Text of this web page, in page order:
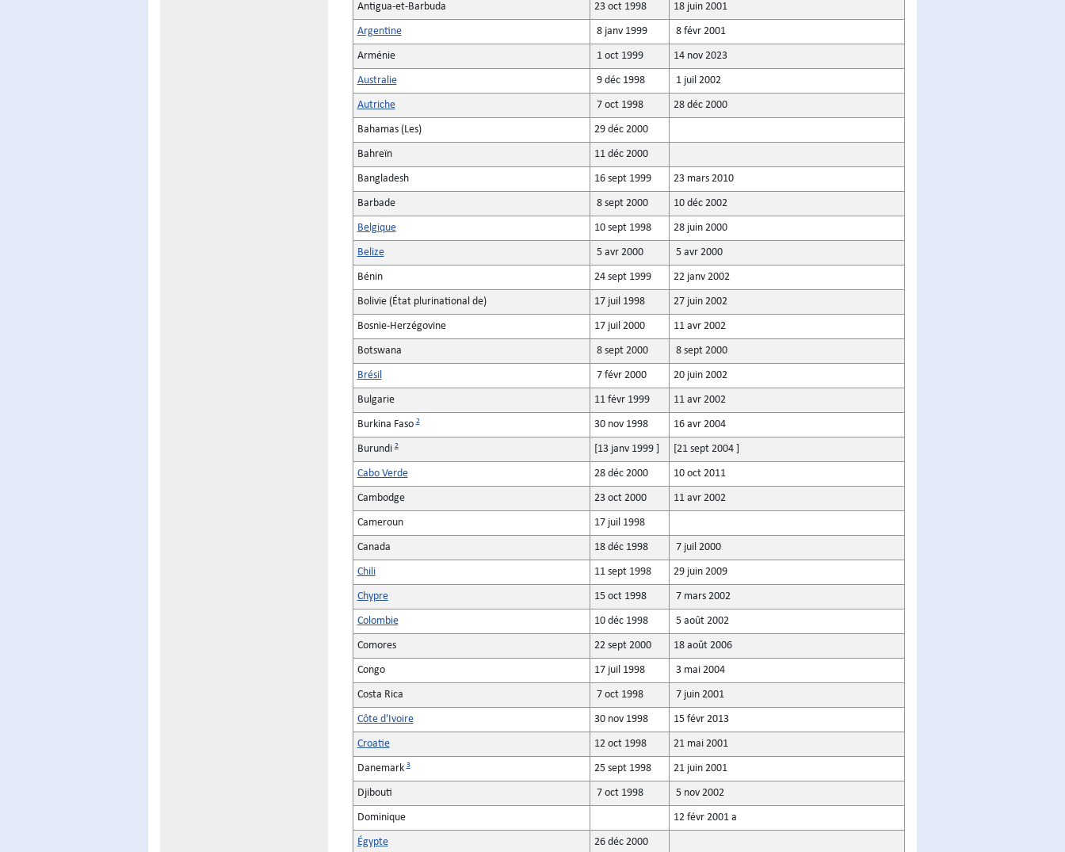
Antigua-et-Barbuda 23 oct 1998 18 juin 2001
Argentine 8 janv 1999 8 févr 2001
Arménie 1 oct 1999 14 nov 2023
Australie 9 déc 1998 1 juil 2002
Autriche 7 oct 1998 28 déc 2000
Bahamas (Les) 29 déc 2000
Bahreïn 11 déc 2000
Bangladesh 16 sept 1999 23 mars 2010
Barbade 8 sept 2000 10 déc 2002
Belgique 10 sept 1998 28 juin 2000
Belize 5 avr 2000 5 avr 2000
Bénin 24 sept 1999 22 janv 2002
Bolivie (État plurinational de) 17 juil 1998 27 juin 2002
Bosnie-Herzégovine 17 juil 2000 11 avr 2002
Botswana 8 sept 2000 8 sept 2000
Brésil 7 févr 2000 20 juin 2002
Bulgarie 11 févr 1999 11 avr 2002
Burkina Faso2 30 nov 1998 16 avr 2004
Burundi2 [13 janv 1999 ] [21 sept 2004 ]
Cabo Verde 28 déc 2000 10 oct 2011
Cambodge 23 oct 2000 11 avr 2002
Cameroun 17 juil 1998
Canada 18 déc 1998 7 juil 2000
Chili 11 sept 1998 29 juin 2009
Chypre 15 oct 1998 7 mars 2002
Colombie 10 déc 1998 5 août 2002
Comores 22 sept 2000 18 août 2006
Congo 17 juil 1998 3 mai 2004
Costa Rica 7 oct 1998 7 juin 2001
Côte d'Ivoire 30 nov 1998 15 févr 2013
Croatie 12 oct 1998 21 mai 2001
Danemark3 25 sept 1998 21 juin 2001
Djibouti 7 oct 1998 5 nov 2002
Dominique 12 févr 2001 a
Égypte 26 déc 2000